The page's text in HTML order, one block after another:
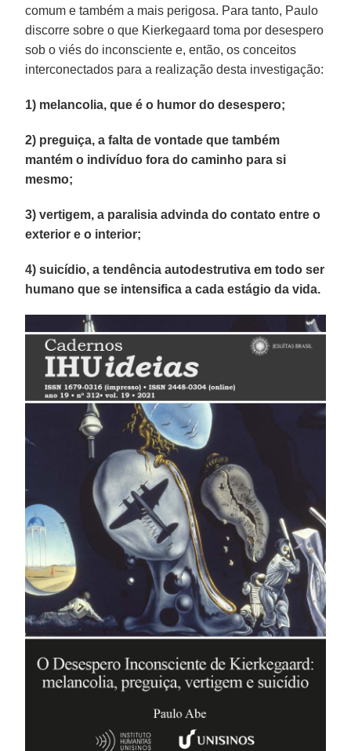
comum e também a mais perigosa. Para tanto, Paulo
discorre sobre o que Kierkegaard toma por desespero
sob o viés do inconsciente e, então, os conceitos
interconectados para a realização desta investigação:
1) melancolia, que é o humor do desespero;
2) preguiça, a falta de vontade que também
mantém o indivíduo fora do caminho para si
mesmo;
3) vertigem, a paralisia advinda do contato entre o
exterior e o interior;
4) suicídio, a tendência autodestrutiva em todo ser
humano que se intensifica a cada estágio da vida.